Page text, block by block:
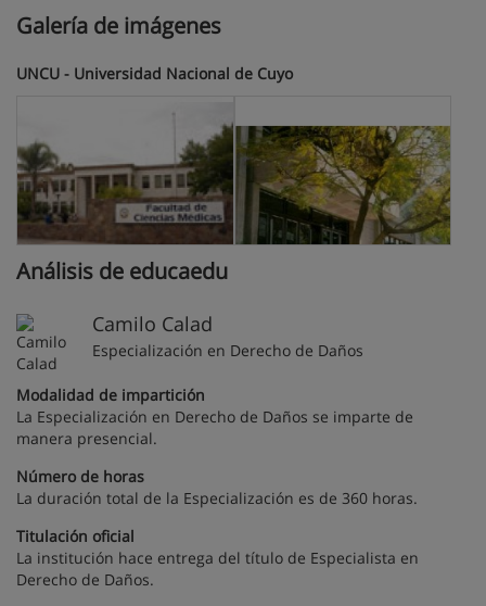
Galería de imágenes
UNCU - Universidad Nacional de Cuyo
Análisis de educaedu
Camilo Calad
Especialización en Derecho de Daños
Modalidad de impartición
La Especialización en Derecho de Daños se imparte de
manera presencial.
Número de horas
La duración total de la Especialización es de 360 horas.
Titulación oficial
La institución hace entrega del título de Especialista en
Derecho de Daños.